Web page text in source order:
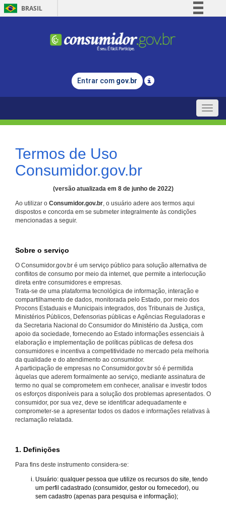
BRASIL
Comunica BR
Legislação
Entrar com gov.br
Toggle
Termos de Uso
Consumidor.gov.br
(versão atualizada em 8 de junho de 2022)
Ao utilizar o Consumidor.gov.br, o usuário adere aos termos aqui
dispostos e concorda em se submeter integralmente às condições
mencionadas a seguir.
Sobre o serviço
O Consumidor.gov.br é um serviço público para solução alternativa de
conflitos de consumo por meio da internet, que permite a interlocução
direta entre consumidores e empresas.
Trata-se de uma plataforma tecnológica de informação, interação e
compartilhamento de dados, monitorada pelo Estado, por meio dos
Procons Estaduais e Municipais integrados, dos Tribunais de Justiça,
Ministérios Públicos, Defensorias públicas e Agências Reguladoras e
da Secretaria Nacional do Consumidor do Ministério da Justiça, com
apoio da sociedade, fornecendo ao Estado informações essenciais à
elaboração e implementação de políticas públicas de defesa dos
consumidores e incentiva a competitividade no mercado pela melhoria
da qualidade e do atendimento ao consumidor.
A participação de empresas no Consumidor.gov.br só é permitida
àquelas que aderem formalmente ao serviço, mediante assinatura de
termo no qual se comprometem em conhecer, analisar e investir todos
os esforços disponíveis para a solução dos problemas apresentados. O
consumidor, por sua vez, deve se identificar adequadamente e
comprometer-se a apresentar todos os dados e informações relativas à
reclamação relatada.
1. Definições
Para fins deste instrumento considera-se:
Usuário: qualquer pessoa que utilize os recursos do site, tendo
um perfil cadastrado (consumidor, gestor ou fornecedor), ou
sem cadastro (apenas para pesquisa e informação);